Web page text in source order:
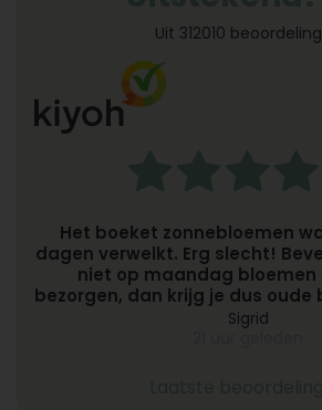
Uit 312010
Het boeket zonnebloemen
dagen verwelkt. Erg slecht!
niet op maandag
bezorgen, dan krijg je dus oude
ingediend bij Topbloemen. Is dus netjes
Sigrid